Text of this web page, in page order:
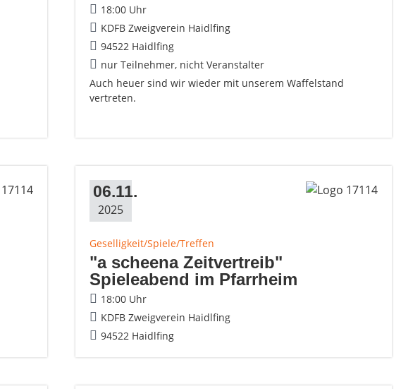
18:00 Uhr
KDFB Zweigverein Haidlfing
94522 Haidlfing
nur Teilnehmer, nicht Veranstalter
Auch heuer sind wir wieder mit unserem Waffelstand
vertreten.
06.11.
2025
Geselligkeit/Spiele/Treffen
"a scheena Zeitvertreib"
Spieleabend im Pfarrheim
18:00 Uhr
KDFB Zweigverein Haidlfing
94522 Haidlfing